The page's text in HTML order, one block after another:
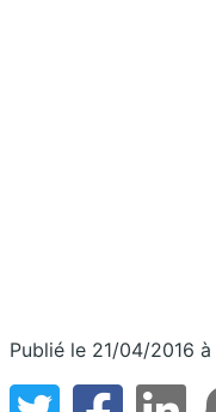
Publié le 21/04/2016 à